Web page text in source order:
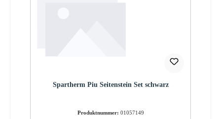
Spartherm Piu Seitenstein Set schwarz
Produktnummer: 01057149